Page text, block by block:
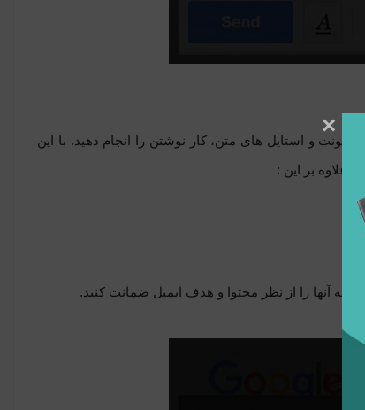
فونت و استایل های متن، کار نوشتن را انجام دهید. با این
علاوه بر این :
آنها را از نظر محتوا و هدف ایمیل ضمانت کنید.
×